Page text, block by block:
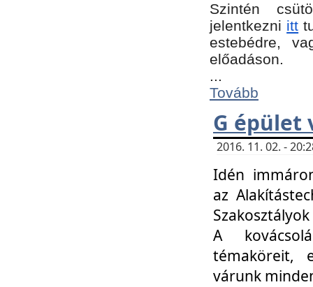
Szintén
jelentkezni itt
estebédre,
előadáson.
...
Tovább
G épület
2016. 11. 02. -
Idén
az
A
témaköreit,
várunk